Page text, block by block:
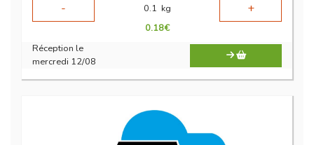
-
0.1 kg +
0.18€
Réception le
mercredi 12/08